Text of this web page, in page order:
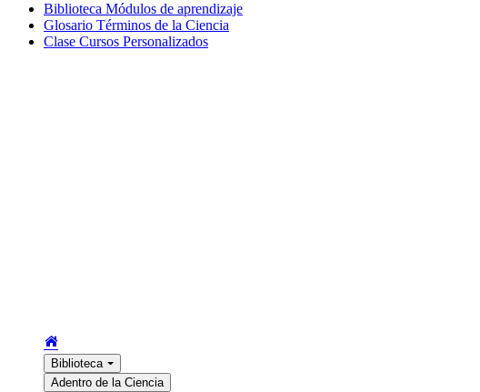
Biblioteca Módulos de aprendizaje
Glosario Términos de la Ciencia
Clase Cursos Personalizados
Biblioteca
Adentro de la Ciencia